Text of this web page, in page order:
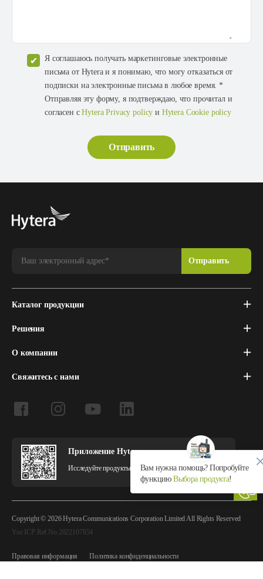
Я соглашаюсь получать маркетинговые электронные
письма от Hytera и я понимаю, что могу отказаться от
подписки на электронные письма в любое время. *
Отправляя эту форму, я подтверждаю, что прочитал и
согласен сHytera Privacy policy и Hytera Cookie policy
Каталог продукции
Решения
О компании
Свяжитесь с нами
Приложение Hytera
Исследуйте продукты и решения Hytera в приложении.
Copyright © 2026 Hytera Communications Corporation Limited All Rights Reserved
Yue ICP Ref.No.2022107854
Правовая информация
Политика конфиденциальности
Вам нужна помощь? Попробуйте
функциюВыбора продукта!